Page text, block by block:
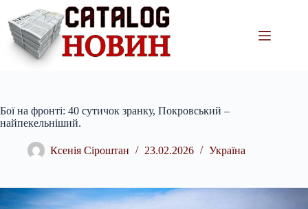
вмісту
Бої на фронті: 40 сутичок зранку, Покровський –
найпекельніший.
Ксенія Сіроштан 23.02.2026 Україна